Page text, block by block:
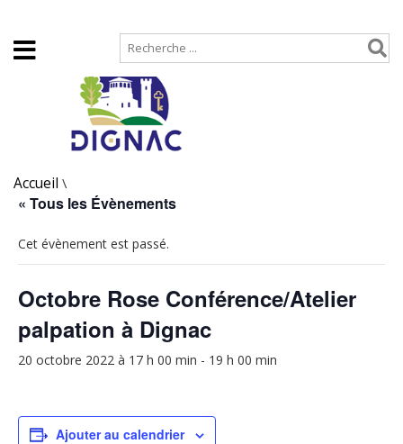
Accueil \
« Tous les Évènements
Cet évènement est passé.
Octobre Rose Conférence/Atelier
palpation à Dignac
20 octobre 2022 à 17 h 00 min - 19 h 00 min
Ajouter au calendrier